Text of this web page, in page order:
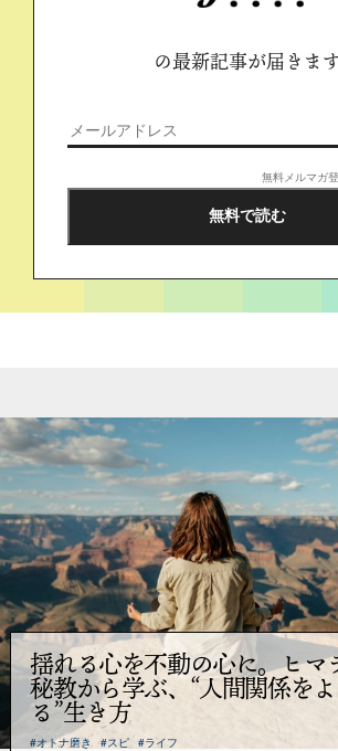
の最新記事が届きま
無料メルマガ
揺れる心を不動の心に。ヒマ
秘教から学ぶ、“人間関係を
る”生き方
#オトナ磨き #スピ #ライフ